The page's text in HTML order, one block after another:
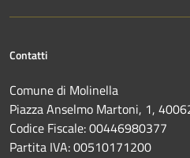
Contatti
Comune di Molinella
Piazza Anselmo Martoni, 1,
Codice Fiscale: 00446980377
Partita IVA: 00510171200